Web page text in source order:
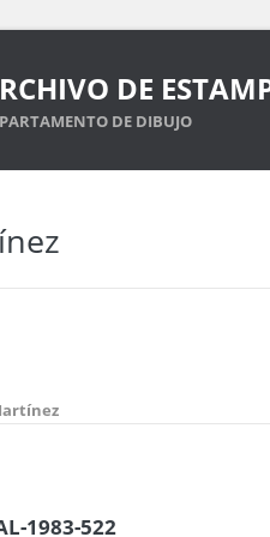
DE
DE DIBUJO
1983-522